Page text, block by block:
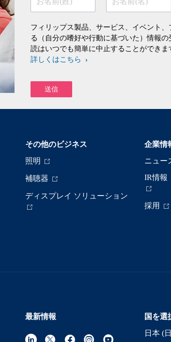
フィリップス製品、サービス、イベント
る（自分の嗜好や行動に基づいた）情報
読はいつでも簡単に中止することができま
詳しくはこちら
その他のビジネス
照明
補聴器
ディスプレイ ソリューション
企業情
ニュー
IR情報
採用
最新情報
国を選
日本 (